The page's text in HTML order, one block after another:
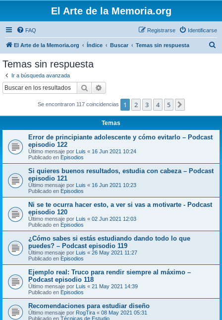
El Arte de la Memoria.org
FAQ Identificarse
Registrarse
El Arte de la Memoria.org Índice Buscar Temas sin respuesta
Temas sin respuesta
Ir a búsqueda avanzada
Buscar
Se encontraron 117 coincidencias 1 2 3 4 5
Temas
Error de principiante adolescente y cómo evitarlo – Podcast
episodio 122
Último mensaje por Luis « 16 Jun 2021 10:24
Publicado en Episodios
Si quieres buenos resultados, estudia con cabeza – Podcast
episodio 121
Último mensaje por Luis « 16 Jun 2021 10:23
Publicado en Episodios
Ni se te ocurra hacer esto, a ver si vas a motivarte - Podcast
episodio 120
Último mensaje por Luis « 02 Jun 2021 12:03
Publicado en Episodios
¿Cómo sabes si estás estudiando dando todo lo que
puedes? – Podcast episodio 119
Último mensaje por Luis « 26 May 2021 11:27
Publicado en Episodios
Ejemplo real: Truco para rendir siempre al máximo –
Podcast episodio 118
Último mensaje por Luis « 21 May 2021 14:39
Publicado en Episodios
Recomendaciones para estudiar diseño
Último mensaje por RogTira « 08 May 2021 05:31
Publicado en Técnicas de Estudio